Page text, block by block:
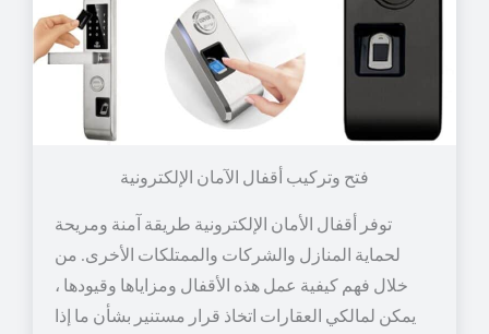
توفر أقفال الأمان الإلكترونية طريقة آمنة ومريحة
لحماية المنازل والشركات والممتلكات الأخرى. من
خلال فهم كيفية عمل هذه الأقفال ومزاياها وقيودها ،
يمكن لمالكي العقارات اتخاذ قرار مستنير بشأن ما إذا